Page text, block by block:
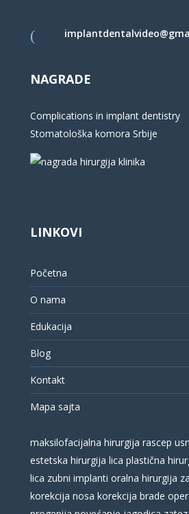
NAGRADE
Complications in implant dentistry
Stomatološka komora Srbije
LINKOVI
Početna
O nama
Edukacija
Blog
Kontakt
Mapa sajta
maksilofacijalna hirurgija rascep
estetska hirurgija lica plastična
lica zubni implanti oralna hirurgija
korekcija nosa korekcija brade